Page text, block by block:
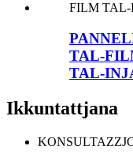
TAL-
TAL-
Ikkuntattjana